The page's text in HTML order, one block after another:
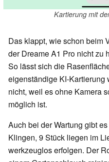
Kartierung mit
Das klappt, wie schon beim
der Dreame A1 Pro nicht zu
So lässt sich die
eigenständige KI-Kartierung
nicht, weil es ohne Kamera
möglich ist.
Auch bei der Wartung gibt
Klingen, 9 Stück liegen im
werkzeuglos erfolgen. Der